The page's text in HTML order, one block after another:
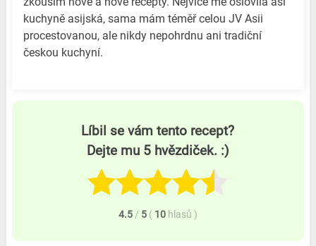
kuchyně asijská, sama mám téměř celou JV Asii
procestovanou, ale nikdy nepohrdnu ani tradiční
českou kuchyní.
Líbil se vám tento recept?
Dejte mu 5 hvězdiček. :)
4.5 / 5 ( 10 hlasů )